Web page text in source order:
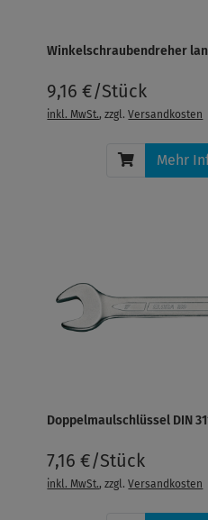
Winkelschraubendreher
9,16 €/Stück
inkl. MwSt., zzgl.Versandkosten
Mehr
Doppelmaulschlüssel DIN
7,16 €/Stück
inkl. MwSt., zzgl.Versandkosten